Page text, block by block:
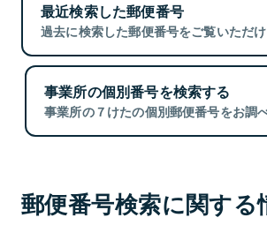
最近検索した郵便番号
過去に検索した郵便番号をご覧いただけ
事業所の個別番号を検索する
事業所の７けたの個別郵便番号をお調
郵便番号検索に関する